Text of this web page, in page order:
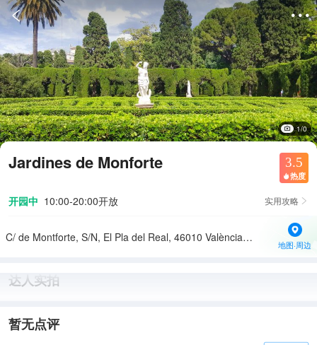
 
1/0
Jardines de Monforte 3.5
 热度
开园中 10:00-20:00开放 实用攻略 
C/ de Montforte, S/N, El Pla del Real, 46010 València, Valencia, 西班牙
地图·周边
达人实拍
暂无点评